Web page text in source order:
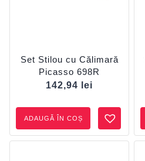
Set Stilou cu Călimară
Picasso 698R
142,94
lei
ADAUGĂ ÎN COȘ